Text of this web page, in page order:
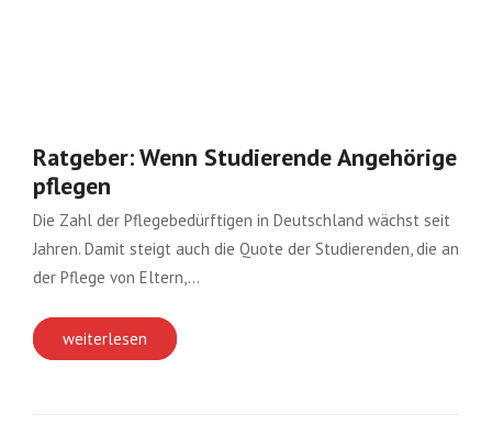
Ratgeber: Wenn Studierende Angehörige
pflegen
Die Zahl der Pflegebedürftigen in Deutschland wächst seit
Jahren. Damit steigt auch die Quote der Studierenden, die an
der Pflege von Eltern,…
weiterlesen